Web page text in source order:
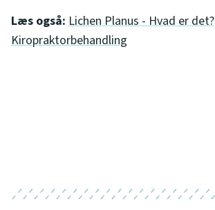
Læs også: Lichen Planus - Hvad er det?
Kiropraktorbehandling